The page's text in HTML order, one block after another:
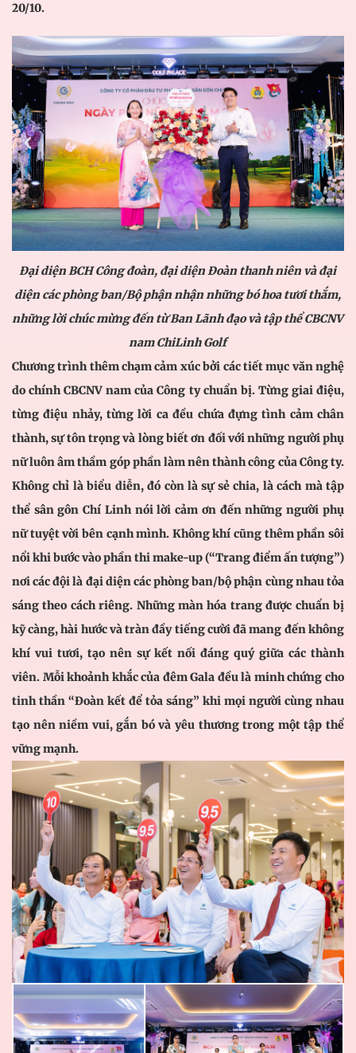
20/10.
Đại diện BCHCông đoàn, đại diện Đoàn thanh niên và đại
diện các phòng ban/Bộ phận nhận những bó hoa tươi thắm,
những lời chúc mừng đến từ Ban Lãnh đạo và tập thể CBCNV
nam ChiLinh Golf
Chương trình thêm chạm cảm xúc bởi các tiết mục văn nghệ
do chính CBCNV nam của Công ty chuẩn bị. Từng giai điệu,
từng điệu nhảy, từng lời ca đều chứa đựng tình cảm chân
thành, sự tôn trọng và lòng biết ơn đối với những người phụ
nữ luôn âm thầm góp phần làm nên thành công của Công ty.
Không chỉ là biểu diễn, đó còn là sự sẻ chia, là cách mà tập
thể sân gôn Chí Linh nói lời cảm ơn đến những người phụ
nữ tuyệt vời bên cạnh mình. Không khí cũng thêm phần sôi
nổi khi bước vào phần thi make-up (“Trang điểm ấn tượng”)
nơi các đội là đại diện các phòng ban/bộ phận cùng nhau tỏa
sáng theo cách riêng. Những màn hóa trang được chuẩn bị
kỹ càng, hài hước và tràn đầy tiếng cười đã mang đến không
khí vui tươi, tạo nên sự kết nối đáng quý giữa các thành
viên. Mỗi khoảnh khắc của đêm Gala đều là minh chứng cho
tinh thần “Đoàn kết để tỏa sáng” khi mọi người cùng nhau
tạo nên niềm vui, gắn bó và yêu thương trong một tập thể
vững mạnh.